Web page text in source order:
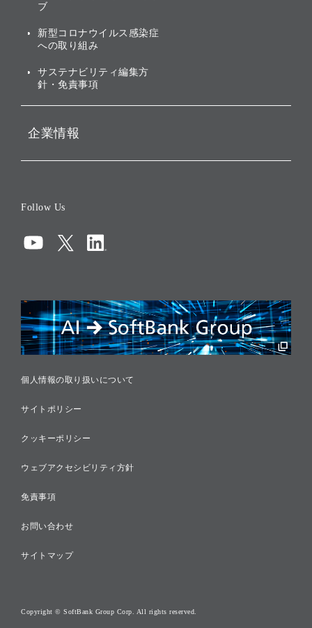
株主・投資家情報（IR）に
ガバナンス
投資先のサステナビリティ
ブ
新型コロナウイルス感染症
への取り組み
サステナビリティ編集方
針・免責事項
企業情報
コンプライアンス
リスクマネジメント
税務に対する取り組み
採用情報
Follow Us
個人情報の取り扱いについて
サイトポリシー
クッキーポリシー
ウェブアクセシビリティ方針
免責事項
お問い合わせ
サイトマップ
Copyright © SoftBank Group Corp. All rights reserved.